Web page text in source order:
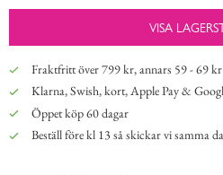
VISA
Fraktfritt över 799 kr, annars 59 - 69 kr
Klarna, Swish, kort, Apple Pay &
Öppet köp 60 dagar
Beställ före kl 13 så skickar vi samma